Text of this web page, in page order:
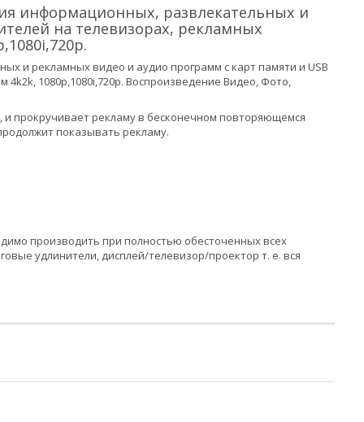
информационных, развлекательных и
на телевизорах, рекламных
и рекламных видео и аудио программ с карт памяти и USB
1080p,1080i,720p. Воспроизведение Видео, Фото,
прокручивает рекламу в бесконечном повторяющемся
показывать рекламу.
производить при полностью обесточенных всех
удлинители, дисплей/телевизор/проектор т. е. вся